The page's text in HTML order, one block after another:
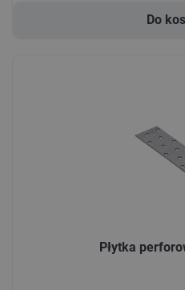
Do
Płytka